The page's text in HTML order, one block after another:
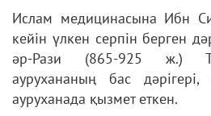
Ислам медицинасына Ибн
кейін үлкен серпін берген
әр-Рази (865-925 ж.)
аурухананың бас дәрігері,
ауруханада қызмет еткен.